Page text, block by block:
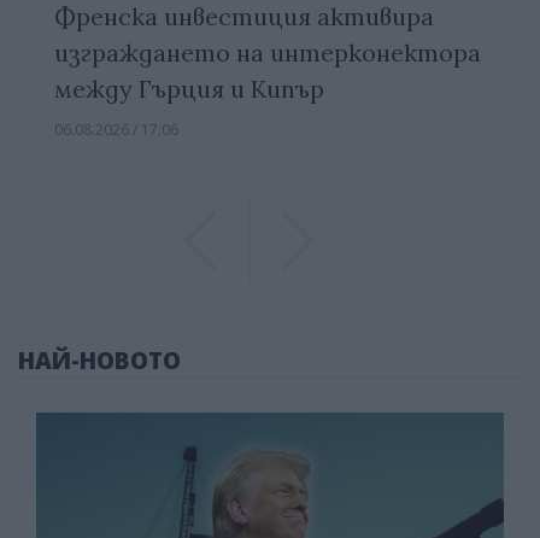
Френска инвестиция активира
изграждането на интерконектора
между Гърция и Кипър
06.08.2026 / 17:06
НАЙ-НОВОТО